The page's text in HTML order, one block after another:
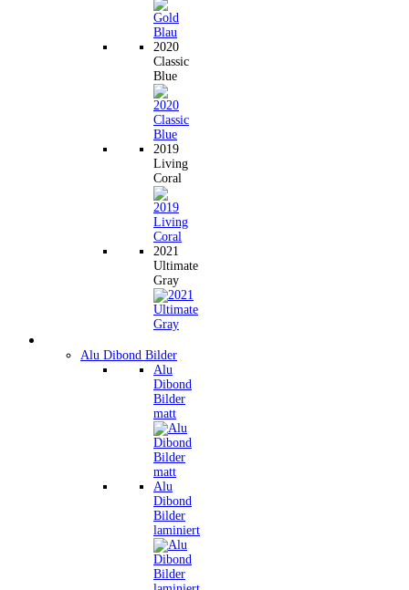
2020
Classic
Blue
2019
Living
Coral
2021
Ultimate
Gray
Alu Dibond Bilder
Alu
Dibond
Bilder
matt
Alu
Dibond
Bilder
laminiert